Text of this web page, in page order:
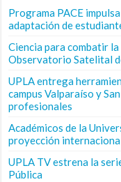
Programa PACE
adaptación de
Ciencia para combatir
Observatorio Satelital
UPLA entrega
campus Valparaíso y
profesionales
Académicos de la
proyección
UPLA TV estrena la
Pública